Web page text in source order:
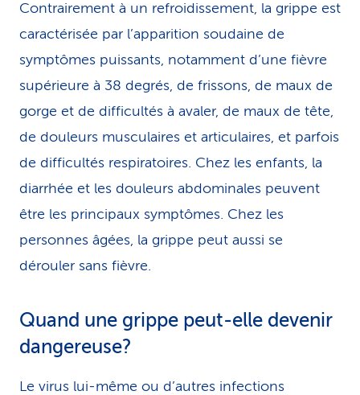
Contrairement à un refroidissement, la grippe est
caractérisée par l’apparition soudaine de
symptômes puissants, notamment d’une fièvre
supérieure à 38 degrés, de frissons, de maux de
gorge et de difficultés à avaler, de maux de tête,
de douleurs musculaires et articulaires, et parfois
de difficultés respiratoires. Chez les enfants, la
diarrhée et les douleurs abdominales peuvent
être les principaux symptômes. Chez les
personnes âgées, la grippe peut aussi se
dérouler sans fièvre.
Quand une grippe peut-elle devenir
dangereuse?
Le virus lui-même ou d’autres infections